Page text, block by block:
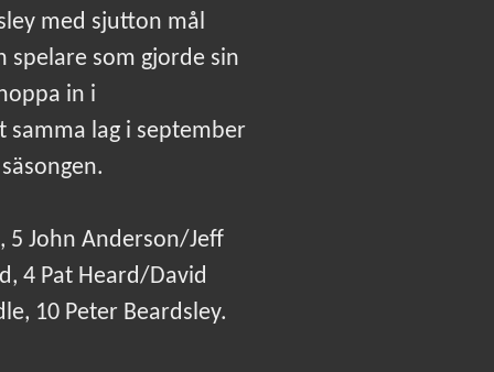
med sjutton mål
spelare som gjorde sin
in i
lag i september
5 John Anderson/Jeff
4 Pat Heard/David
10 Peter Beardsley.